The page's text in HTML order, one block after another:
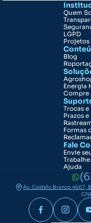
Quem
LGPD
Blog
Energia
Compre
Trocas
Prazos
Formas
Fale
Envie
Ajuda
Av. Castelo Branco 4667,